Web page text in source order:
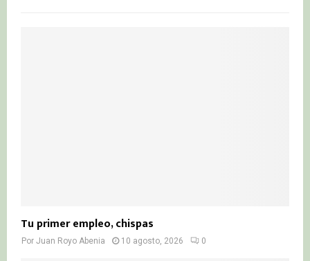
Tu primer empleo, chispas
Por Juan Royo Abenia 10 agosto, 2026 0